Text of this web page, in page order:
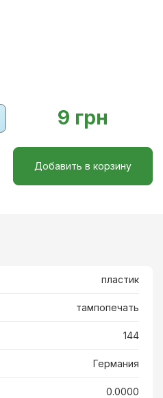
9 грн
Добавить в корзину
пластик
тампопечать
144
Германия
0.0000